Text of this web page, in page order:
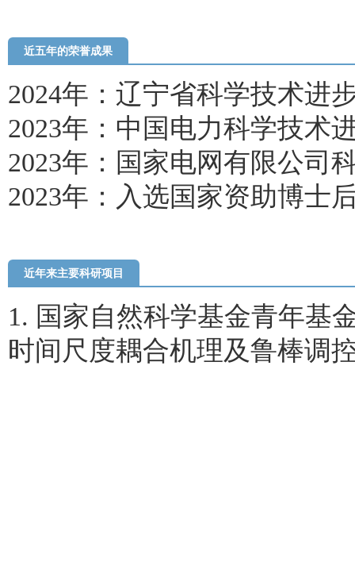
近五年的荣誉成果
2024年： 辽宁省科学技术进
2023年：中国电力科学技术
2023年： 国家电网有限公司
2023年：入选国家资助博士
近年来主要科研项目
1. 国家自然科学基金青年基
时间尺度耦合机理及鲁棒调